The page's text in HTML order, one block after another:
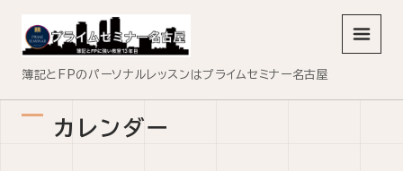
簿記とFPのパーソナルレッスンはプライムセミナー名古屋
メニュ
カレンダー